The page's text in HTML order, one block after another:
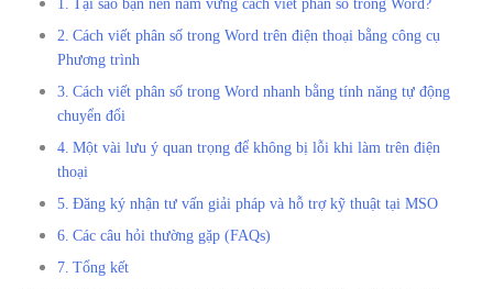
Cách viết phân số trong Word trên điện thoại bằng công cụ
Phương trình
Cách viết phân số trong Word nhanh bằng tính năng tự động
chuyển đổi
Một vài lưu ý quan trọng để không bị lỗi khi làm trên điện
thoại
Đăng ký nhận tư vấn giải pháp và hỗ trợ kỹ thuật tại MSO
Các câu hỏi thường gặp (FAQs)
Tổng kết